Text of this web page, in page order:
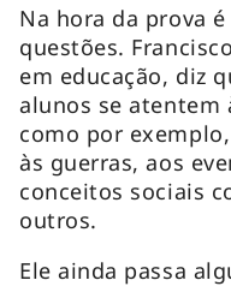
Na hora da prova
questões.
em educação, diz
alunos se atentem
como por
às guerras, aos
conceitos sociais
outros.
Ele ainda passa